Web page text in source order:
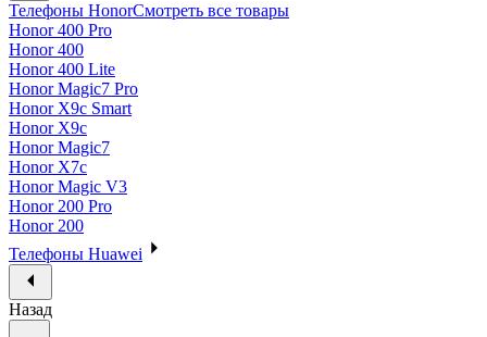
Телефоны HonorСмотреть все товары
Honor 400 Pro
Honor 400
Honor 400 Lite
Honor Magic7 Pro
Honor X9c Smart
Honor X9c
Honor Magic7
Honor X7c
Honor Magic V3
Honor 200 Pro
Honor 200
Телефоны Huawei
Назад